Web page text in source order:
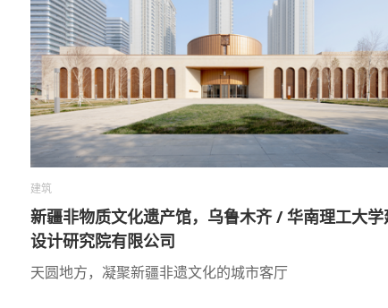
建筑
新疆非物质文化遗产馆，乌鲁木齐 / 华南理工大学
设计研究院有限公司
天圆地方，凝聚新疆非遗文化的城市客厅